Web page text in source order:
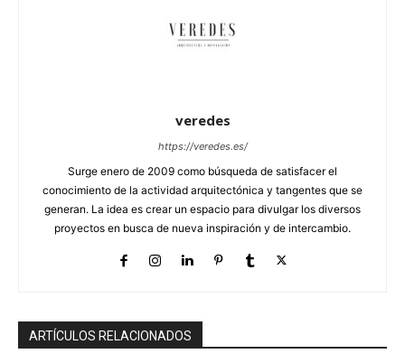
veredes
https://veredes.es/
Surge enero de 2009 como búsqueda de satisfacer el
conocimiento de la actividad arquitectónica y tangentes que se
generan. La idea es crear un espacio para divulgar los diversos
proyectos en busca de nueva inspiración y de intercambio.
ARTÍCULOS RELACIONADOS